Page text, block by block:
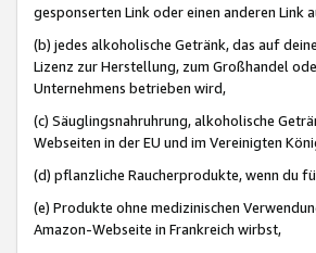
gesponserten Link oder einen anderen
(b) jedes alkoholische Getränk, das auf
Lizenz zur Herstellung, zum Großhandel
Unternehmens betrieben wird,
(c) Säuglingsnahruhrung, alkoholische
Webseiten in der EU und im Vereinigten
(d) pflanzliche Raucherprodukte, wenn du
(e) Produkte ohne medizinischen
Amazon-Webseite in Frankreich wirbst,